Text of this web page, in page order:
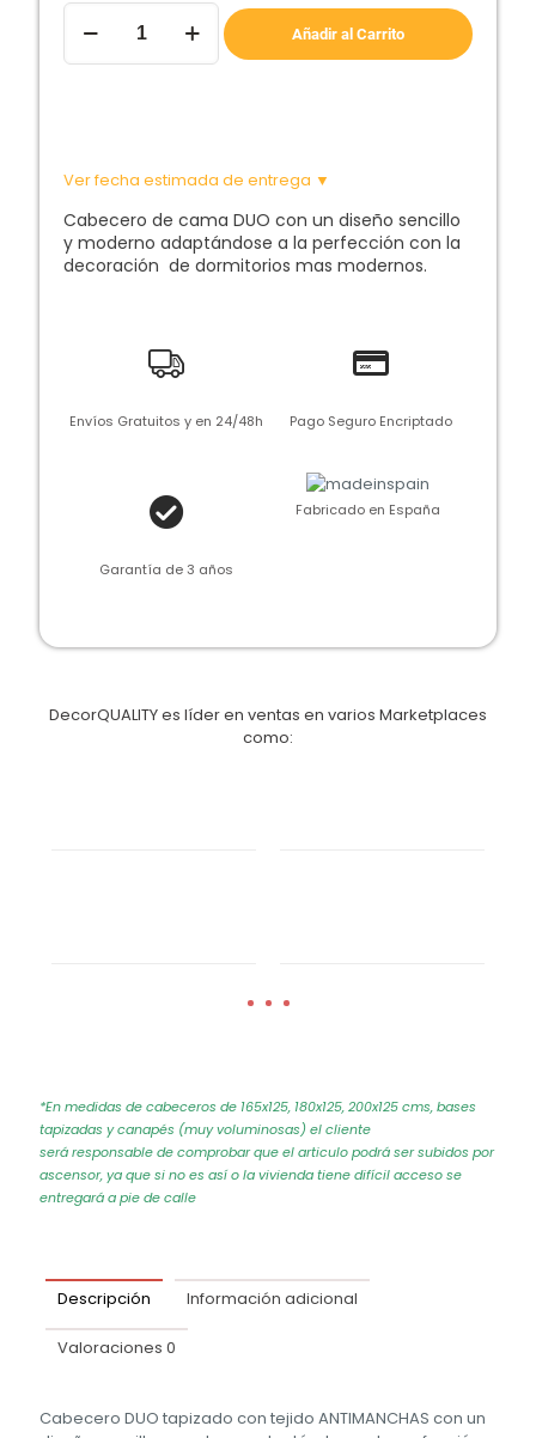
Cabecero
Cama
Añadir al Carrito
Ver fecha estimada de entrega ▼
Cabecero de cama DUO con un diseño sencillo
y moderno adaptándose a la perfección con la
decoración de dormitorios mas modernos.
Envíos Gratuitos y en 24/48h Pago Seguro Encriptado
Garantía de 3 años
Fabricado en España
DecorQUALITY es líder en ventas en varios Marketplaces
como:
*En medidas de cabeceros de 165x125, 180x125, 200x125 cms, bases
tapizadas y canapés (muy voluminosas) el cliente
será responsable de comprobar que el articulo podrá ser subidos por
ascensor, ya que si no es así o la vivienda tiene difícil acceso se
entregará a pie de calle
Descripción Información adicional
Valoraciones 0
Cabecero DUO tapizado con tejido ANTIMANCHAS con un